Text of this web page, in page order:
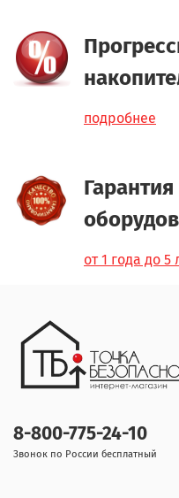
подробнее
от 1 года до 5
8-800-775-24-10
Звонок по России бесплатный